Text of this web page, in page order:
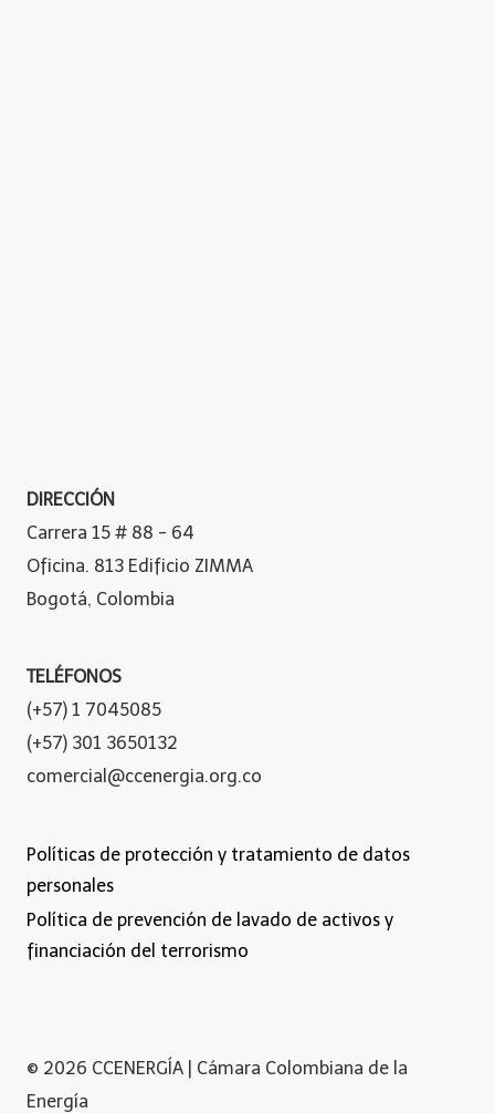
DIRECCIÓN
Carrera 15 # 88 - 64
Oficina. 813 Edificio ZIMMA
Bogotá, Colombia
TELÉFONOS
(+57) 1 7045085
(+57) 301 3650132
comercial@ccenergia.org.co
Políticas de protección y tratamiento de datos
personales
Política de prevención de lavado de activos y
financiación del terrorismo
© 2026 CCENERGÍA | Cámara Colombiana de la
Energía